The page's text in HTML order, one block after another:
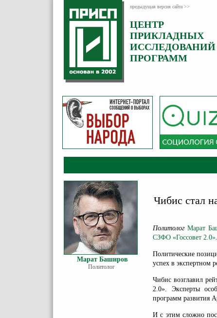
предыдущая версия сайта >>
ЦЕНТР
ПРИКЛАДНЫХ
ПРОГРАММ
Марат Баширов
Политолог
Чибис стал
Политолог Марат
СЗФО «Госсовет 2.0».
Политические
успех в экспертном
Чибис возглавил
2.0». Эксперты
программ развития
И с этим сложно